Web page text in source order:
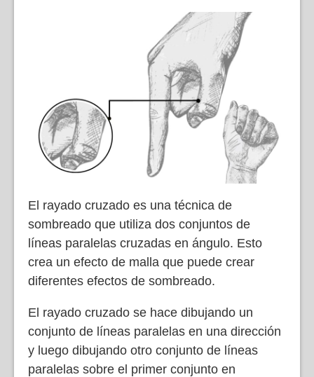
El rayado cruzado es una técnica de
sombreado que utiliza dos conjuntos de
líneas paralelas cruzadas en ángulo. Esto
crea un efecto de malla que puede crear
diferentes efectos de sombreado.
El rayado cruzado se hace dibujando un
conjunto de líneas paralelas en una dirección
y luego dibujando otro conjunto de líneas
paralelas sobre el primer conjunto en